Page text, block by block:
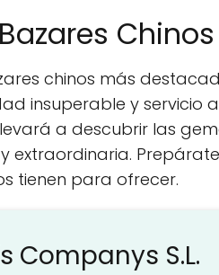
chinos más
insuperable y servicio
a descubrir las
extraordinaria.
tienen para ofrecer.
Companys S.L.